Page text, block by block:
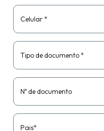
Celular *
Tipo de documento *
Nº de documento
Pais*